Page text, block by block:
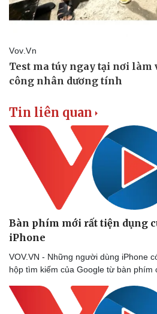
Tin liên quan
Bàn phím mới rất tiện dụng
iPhone
VOV.VN - Những người dùng iPhone
hộp tìm kiếm của Google từ bàn phím